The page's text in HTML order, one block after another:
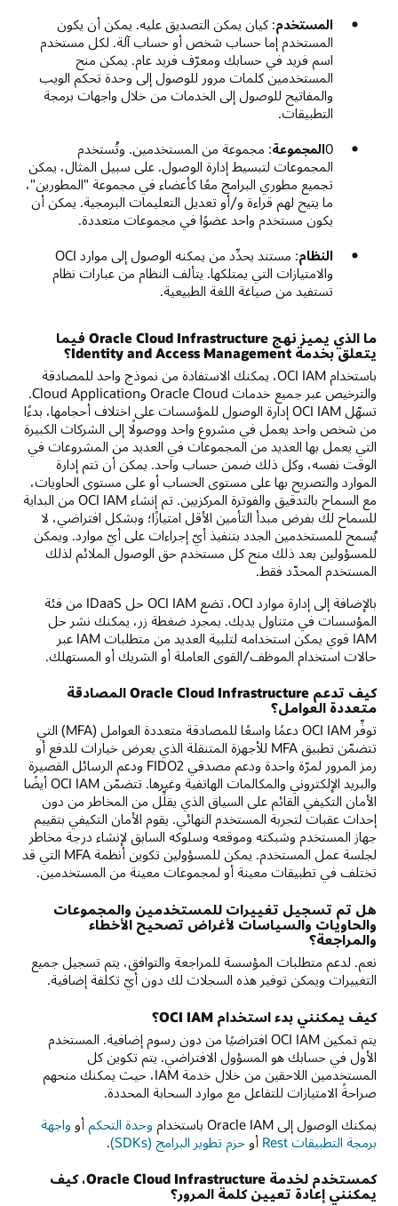
المستخدم: كيان يمكن التصديق عليه. يمكن أن يكون
المستخدم إما حساب شخص أو حساب آلة. لكل مستخدم
اسم فريد في حسابك ومعرّف فريد عام. يمكن منح
المستخدمين كلمات مرور للوصول إلى وحدة تحكم الويب
والمفاتيح للوصول إلى الخدمات من خلال واجهات برمجة
التطبيقات.
0المجموعة: مجموعة من المستخدمين. وتُستخدم
المجموعات لتبسيط إدارة الوصول. على سبيل المثال، يمكن
تجميع مطوري البرامج معًا كأعضاء في مجموعة "المطورين"،
ما يتيح لهم قراءة و/أو تعديل التعليمات البرمجية. يمكن أن
يكون مستخدم واحد عضوًا في مجموعات متعددة.
النظام
: مستند يحدِّد من يمكنه الوصول إلى موارد OCI
والامتيازات التي يمتلكها. يتألف النظام من عبارات نظام
تستفيد من صياغة اللغة الطبيعية.
ما الذي يميز نهج Oracle Cloud Infrastructure فيما
يتعلق بخدمة Identity and Access Management؟
باستخدام OCI IAM، يمكنك الاستفادة من نموذج واحد للمصادقة
والترخيص عبر جميع خدمات Oracle Cloud وCloud Application.
تسهّل OCI IAM إدارة الوصول للمؤسسات على اختلاف أحجامها، بدءًا
من شخص واحد يعمل في مشروع واحد ووصولًا إلى الشركات الكبيرة
التي يعمل بها العديد من المجموعات في العديد من المشروعات في
الوقت نفسه، وكل ذلك ضمن حساب واحد. يمكن أن تتم إدارة
الموارد والتصريح بها على مستوى الحساب أو على مستوى الحاويات،
مع السماح بالتدقيق والفوترة المركزيين. تم إنشاء OCI IAM من البداية
للسماح لك بفرض مبدأ التأمين الأقل امتيازًا؛ وبشكل افتراضي، لا
يُسمح للمستخدمين الجدد بتنفيذ أيّ إجراءات على أيّ موارد. ويمكن
للمسؤولين بعد ذلك منح كل مستخدم حق الوصول الملائم لذلك
المستخدم المحدّد فقط.
بالإضافة إلى إدارة موارد OCI، تضع OCI IAM حل IDaaS من فئة
المؤسسات في متناول يديك. بمجرد ضغطة زر، يمكنك نشر حل
IAM قوي يمكن استخدامه لتلبية العديد من متطلبات IAM عبر
حالات استخدام الموظف/القوى العاملة أو الشريك أو المستهلك.
كيف تدعم Oracle Cloud Infrastructure المصادقة
متعددة العوامل؟
توفِّر OCI IAM دعمًا واسعًا للمصادقة متعددة العوامل (MFA) التي
تتضمّن تطبيق MFA للأجهزة المتنقلة الذي يعرض خيارات للدفع أو
رمز المرور لمرّة واحدة ودعم مصدقي FIDO2 ودعم الرسائل القصيرة
والبريد الإلكتروني والمكالمات الهاتفية وغيرها. تتضمّن OCI IAM أيضًا
الأمان التكيفي القائم على السياق الذي يقلِّل من المخاطر من دون
إحداث عقبات لتجربة المستخدم النهائي. يقوم الأمان التكيفي بتقييم
جهاز المستخدم وشبكته وموقعه وسلوكه السابق لإنشاء درجة مخاطر
لجلسة عمل المستخدم. يمكن للمسؤولين تكوين أنظمة MFA التي قد
تختلف في تطبيقات معينة أو لمجموعات معينة من المستخدمين.
هل تم تسجيل تغييرات للمستخدمين والمجموعات
والحاويات والسياسات لأغراض تصحيح الأخطاء
والمراجعة؟
نعم. لدعم متطلبات المؤسسة للمراجعة والتوافق، يتم تسجيل جميع
التغييرات ويمكن توفير هذه السجلات لك دون أيّ تكلفة إضافية.
كيف يمكنني بدء استخدام OCI IAM؟
يتم تمكين OCI IAM افتراضيًا من دون رسوم إضافية. المستخدم
الأول في حسابك هو المسؤول الافتراضي. يتم تكوين كل
المستخدمين اللاحقين من خلال خدمة IAM، حيث يمكنك منحهم
صراحةً الامتيازات للتفاعل مع موارد السحابة المحددة.
يمكنك الوصول إلى Oracle IAM باستخدام
وحدة التحكم أو واجهة
برمجة التطبيقات Rest‏
أو حزم تطوير البرامج (SDKs) .
كمستخدم لخدمة Oracle Cloud Infrastructure، كيف
يمكنني إعادة تعيين كلمة المرور؟